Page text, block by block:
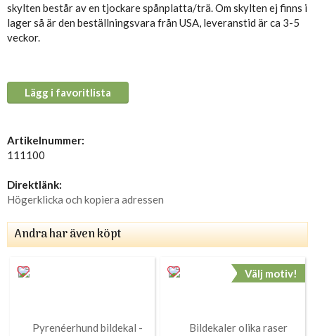
skylten består av en tjockare spånplatta/trä. Om skylten ej finns i
lager så är den beställningsvara från USA, leveranstid är ca 3-5
veckor.
Lägg i favoritlista
Artikelnummer:
111100
Direktlänk:
Högerklicka och kopiera adressen
Andra har även köpt
Välj motiv!